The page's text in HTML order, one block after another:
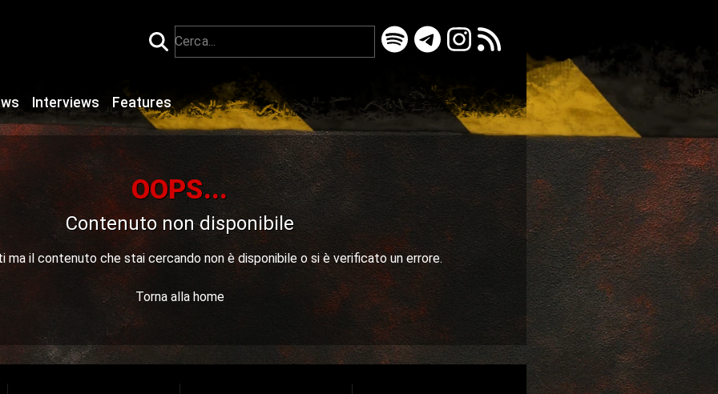
Interviews Features
OOPS...
Contenuto non disponibile
ma il contenuto che stai cercando non è disponibile o si è verificato un errore.
Torna alla home